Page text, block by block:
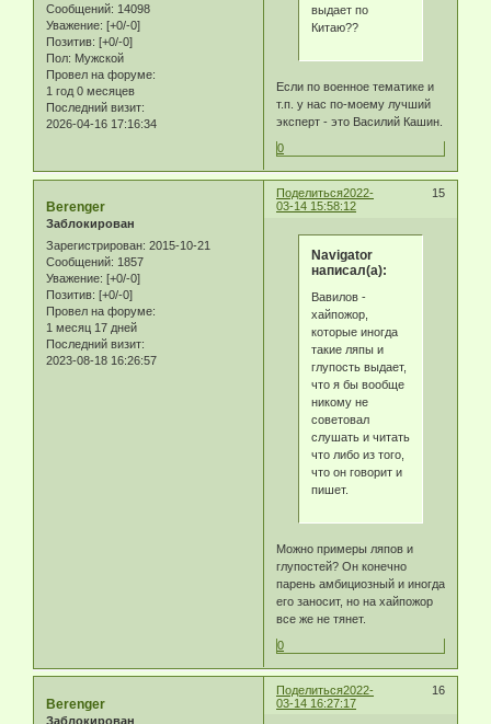
Сообщений: 14098
Уважение: [+0/-0]
Позитив: [+0/-0]
Пол: Мужской
Провел на форуме:
1 год 0 месяцев
Последний визит:
2026-04-16 17:16:34
выдает по
Китаю??
Если по военное тематике и
т.п. у нас по-моему лучший
эксперт - это Василий Кашин.
0
Поделиться 15
2022-
03-14 15:58:12
Berenger
Заблокирован
Зарегистрирован: 2015-10-21
Сообщений: 1857
Уважение: [+0/-0]
Позитив: [+0/-0]
Провел на форуме:
1 месяц 17 дней
Последний визит:
2023-08-18 16:26:57
Navigator
написал(а):
Вавилов -
хайпожор,
которые иногда
такие ляпы и
глупость выдает,
что я бы вообще
никому не
советовал
слушать и читать
что либо из того,
что он говорит и
пишет.
Можно примеры ляпов и
глупостей? Он конечно
парень амбициозный и иногда
его заносит, но на хайпожор
все же не тянет.
0
Поделиться 16
2022-
03-14 16:27:17
Berenger
Заблокирован